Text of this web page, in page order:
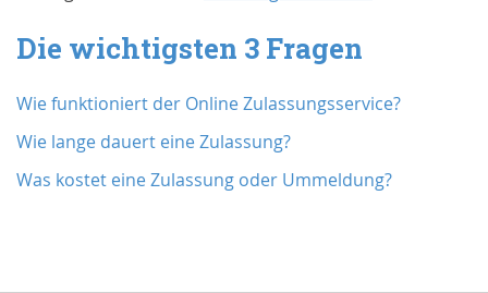
Die wichtigsten 3 Fragen
Wie funktioniert der Online Zulassungsservice?
Wie lange dauert eine Zulassung?
Was kostet eine Zulassung oder Ummeldung?